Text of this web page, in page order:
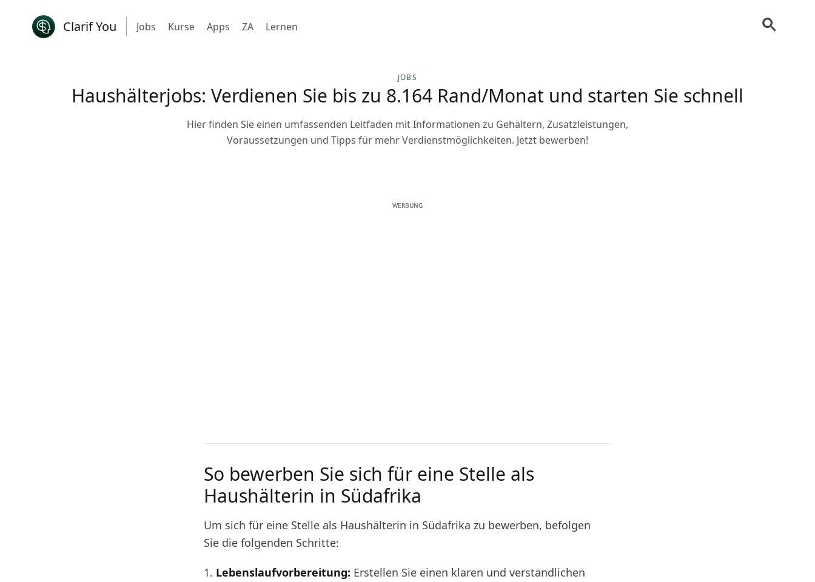
Clarif You Jobs Kurse Apps ZA Lernen
JOBS
Haushälterjobs: Verdienen Sie bis zu 8.164 Rand/Monat und starten Sie schnell
Hier finden Sie einen umfassenden Leitfaden mit Informationen zu Gehältern, Zusatzleistungen,
Voraussetzungen und Tipps für mehr Verdienstmöglichkeiten. Jetzt bewerben!
WERBUNG
So bewerben Sie sich für eine Stelle als
Haushälterin in Südafrika
Um sich für eine Stelle als Haushälterin in Südafrika zu bewerben, befolgen
Sie die folgenden Schritte:
1. Lebenslaufvorbereitung: Erstellen Sie einen klaren und verständlichen